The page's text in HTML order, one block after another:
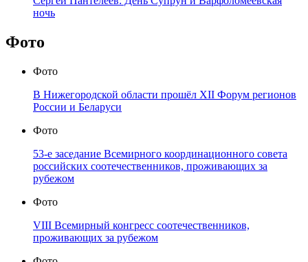
ночь
Фото
Фото
В Нижегородской области прошёл XII Форум регионов
России и Беларуси
Фото
53-е заседание Всемирного координационного совета
российских соотечественников, проживающих за
рубежом
Фото
VIII Всемирный конгресс соотечественников,
проживающих за рубежом